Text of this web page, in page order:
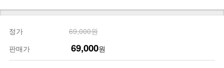
정가
69,000원
판매가
69,000원